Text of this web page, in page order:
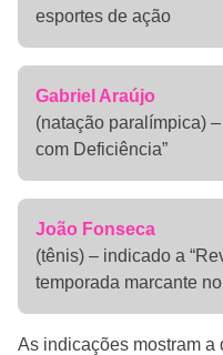
esportes de ação
Gabriel Araújo
(natação paralímpica)
com Deficiência”
João Fonseca
(tênis) – indicado a
temporada marcante
As indicações mostram a